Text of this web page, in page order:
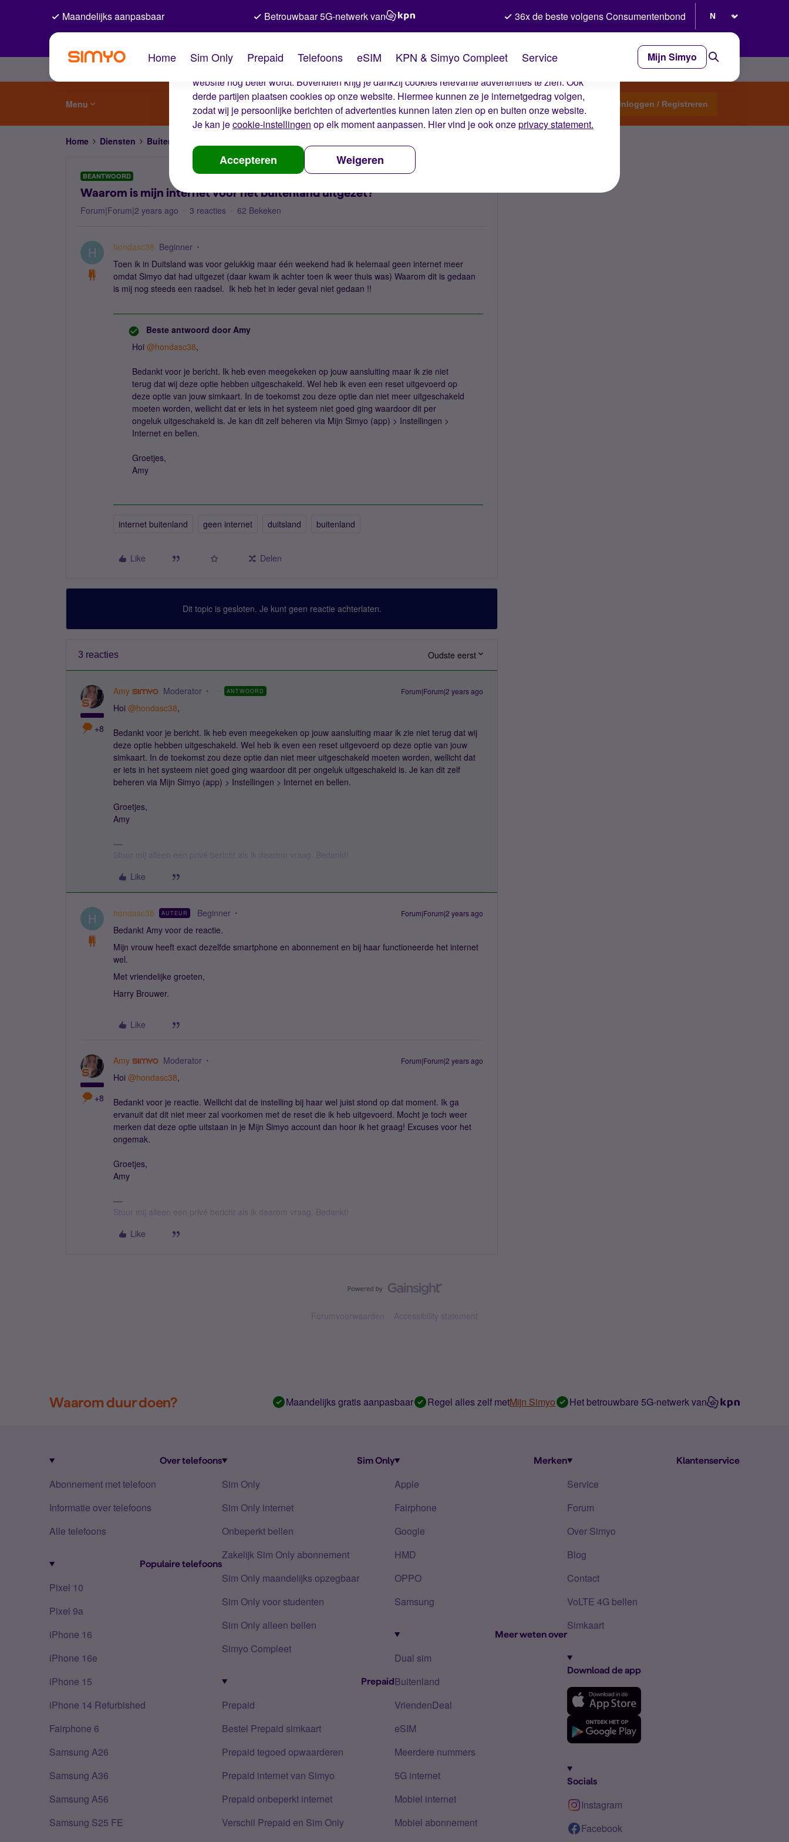
De cookies van Simyo
Wij gebruiken cookies op onze website. Met deze cookies zorgen wij ervoor dat je ervaring op de
website nog beter wordt. Bovendien krijg je dankzij cookies relevante advertenties te zien. Ook
derde partijen plaatsen cookies op onze website. Hiermee kunnen ze je internetgedrag volgen,
zodat wij je persoonlijke berichten of advertenties kunnen laten zien op en buiten onze website.
Je kan jecookie-instellingen op elk moment aanpassen. Hier vind je ook onzeprivacy statement.
Accepteren Weigeren
Maandelijks aanpasbaar Betrouwbaar 5G-netwerk van 36x de beste volgens Consumentenbond
Home Sim Only Prepaid Telefoons eSIM KPN & Simyo Compleet Service Mijn Simyo
Menu Start een topic Inloggen / Registreren
Home Diensten Buitenland
BEANTWOORD
Waarom is mijn internet voor het buitenland uitgezet?
Forum|Forum|2 years ago 3 reacties 62 Bekeken
H hondasc38 Beginner
Toen ik in Duitsland was voor gelukkig maar één weekend had ik helemaal geen internet meer
omdat Simyo dat had uitgezet (daar kwam ik achter toen ik weer thuis was) Waarom dit is gedaan
is mij nog steeds een raadsel. Ik heb het in ieder geval niet gedaan !!
Beste antwoord door Amy
Hoi @hondasc38,
Bedankt voor je bericht. Ik heb even meegekeken op jouw aansluiting maar ik zie niet
terug dat wij deze optie hebben uitgeschakeld. Wel heb ik even een reset uitgevoerd op
deze optie van jouw simkaart. In de toekomst zou deze optie dan niet meer uitgeschakeld
moeten worden, wellicht dat er iets in het systeem niet goed ging waardoor dit per
ongeluk uitgeschakeld is. Je kan dit zelf beheren via Mijn Simyo (app) > Instellingen >
Internet en bellen.
Groetjes,
Amy
internet buitenland geen internet duitsland buitenland
Like Delen
Dit topic is gesloten. Je kunt geen reactie achterlaten.
3 reacties Oudste eerst
+8
Amy Moderator ANTWOORD Forum|Forum|2 years ago
Hoi @hondasc38,
Bedankt voor je bericht. Ik heb even meegekeken op jouw aansluiting maar ik zie niet terug dat wij
deze optie hebben uitgeschakeld. Wel heb ik even een reset uitgevoerd op deze optie van jouw
simkaart. In de toekomst zou deze optie dan niet meer uitgeschakeld moeten worden, wellicht dat
er iets in het systeem niet goed ging waardoor dit per ongeluk uitgeschakeld is. Je kan dit zelf
beheren via Mijn Simyo (app) > Instellingen > Internet en bellen.
Groetjes,
Amy
Like
H hondasc38 AUTEUR Beginner Forum|Forum|2 years ago
Bedankt Amy voor de reactie.
Mijn vrouw heeft exact dezelfde smartphone en abonnement en bij haar functioneerde het internet
wel.
Met vriendelijke groeten,
Harry Brouwer.
Like
+8
Amy Moderator Forum|Forum|2 years ago
Hoi @hondasc38,
Bedankt voor je reactie. Wellicht dat de instelling bij haar wel juist stond op dat moment. Ik ga
ervanuit dat dit niet meer zal voorkomen met de reset die ik heb uitgevoerd. Mocht je toch weer
merken dat deze optie uitstaan in je Mijn Simyo account dan hoor ik het graag! Excuses voor het
ongemak.
Groetjes,
Amy
Stuur mij alleen een privé bericht als ik daarom vraag. Bedankt!
Like
Forumvoorwaarden Accessibility statement
Waarom duur doen? Maandelijks gratis aanpasbaar Regel alles zelf metMijn Simyo Het betrouwbare 5G-netwerk van
Over telefoons
Abonnement met telefoon
Informatie over telefoons
Alle telefoons
Populaire telefoons
Pixel 10
Pixel 9a
iPhone 16
iPhone 16e
iPhone 15
iPhone 14 Refurbished
Fairphone 6
Samsung A26
Samsung A36
Samsung A56
Samsung S25 FE
Sim Only
Sim Only
Sim Only internet
Onbeperkt bellen
Zakelijk Sim Only abonnement
Sim Only maandelijks opzegbaar
Sim Only voor studenten
Sim Only alleen bellen
Simyo Compleet
Prepaid
Prepaid
Bestel Prepaid simkaart
Prepaid tegoed opwaarderen
Prepaid internet van Simyo
Prepaid onbeperkt internet
Verschil Prepaid en Sim Only
Merken
Apple
Fairphone
Google
HMD
OPPO
Samsung
Meer weten over
Dual sim
Buitenland
VriendenDeal
eSIM
Meerdere nummers
5G internet
Mobiel internet
Mobiel abonnement
Klantenservice
Service
Forum
Over Simyo
Blog
Contact
VoLTE 4G bellen
Simkaart
Download de app
Socials
Instagram
Facebook